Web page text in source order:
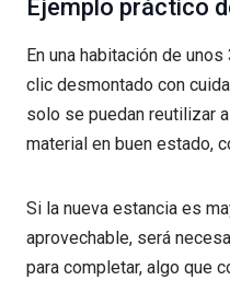
Ejemplo práctico
En una habitación de
clic desmontado con
solo se puedan reutilizar
material en buen estado,
Si la nueva estancia es
aprovechable, será
para completar, algo que